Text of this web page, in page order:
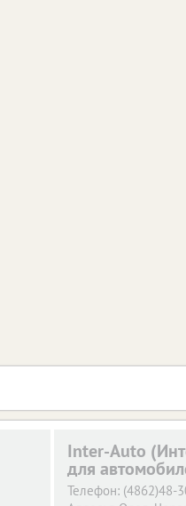
Inter-Аuto
для
Телефон: (4862)48-